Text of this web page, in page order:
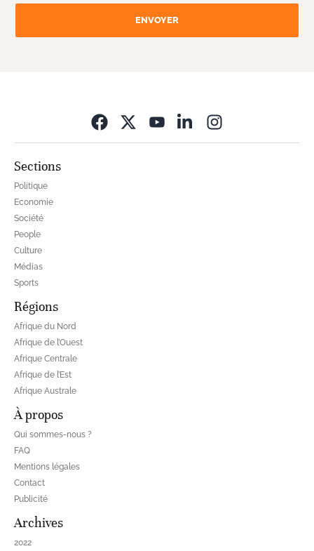
ENVOYER
Sections
Politique
Economie
Société
People
Culture
Médias
Sports
Régions
Afrique du Nord
Afrique de l’Ouest
Afrique Centrale
Afrique de l’Est
Afrique Australe
À propos
Qui sommes-nous ?
FAQ
Mentions légales
Contact
Publicité
Archives
2022